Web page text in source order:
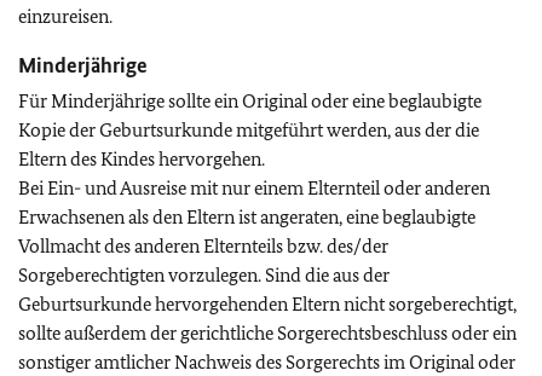
einzureisen.
Minderjährige
Für Minderjährige sollte ein Original oder eine beglaubigte
Kopie der Geburtsurkunde mitgeführt werden, aus der die
Eltern des Kindes hervorgehen.
Bei Ein- und Ausreise mit nur einem Elternteil oder anderen
Erwachsenen als den Eltern ist angeraten, eine beglaubigte
Vollmacht des anderen Elternteils bzw. des/der
Sorgeberechtigten vorzulegen. Sind die aus der
Geburtsurkunde hervorgehenden Eltern nicht sorgeberechtigt,
sollte außerdem der gerichtliche Sorgerechtsbeschluss oder ein
sonstiger amtlicher Nachweis des Sorgerechts im Original oder